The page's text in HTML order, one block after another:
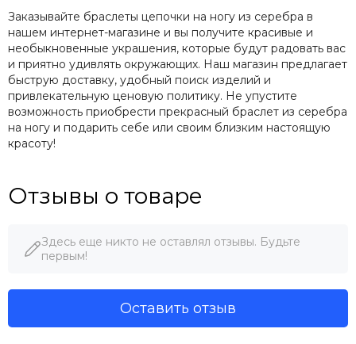
Заказывайте браслеты цепочки на ногу из серебра в
нашем интернет-магазине и вы получите красивые и
необыкновенные украшения, которые будут радовать вас
и приятно удивлять окружающих. Наш магазин предлагает
быструю доставку, удобный поиск изделий и
привлекательную ценовую политику. Не упустите
возможность приобрести прекрасный браслет из серебра
на ногу и подарить себе или своим близким настоящую
красоту!
Отзывы о товаре
Здесь еще никто не оставлял отзывы. Будьте
первым!
Оставить отзыв